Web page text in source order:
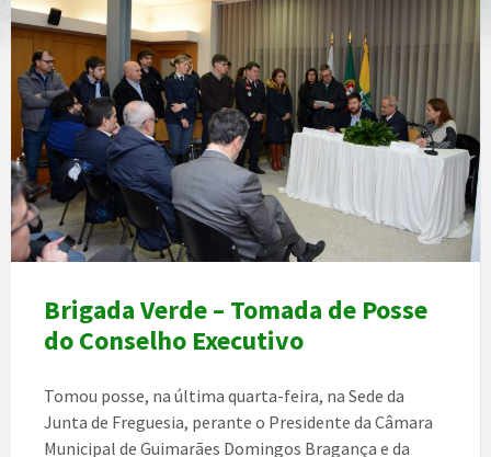
Brigada Verde – Tomada de Posse
do Conselho Executivo
Tomou posse, na última quarta-feira, na Sede da
Junta de Freguesia, perante o Presidente da Câmara
Municipal de Guimarães Domingos Bragança e da